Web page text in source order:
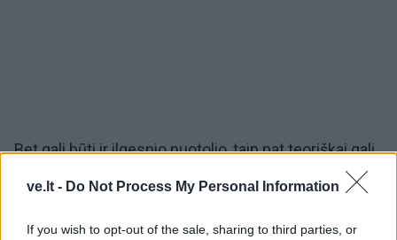
ve.lt - Do Not Process My Personal Information
If you wish to opt-out of the sale, sharing to third parties, or
„Bet gali būti ir ilgesnio nuotolio, taip pat teoriškai gali
būti perkeltos ir priešraketinės gynybos sistemos“, –
pažymėjo jis. Išties, Vokietijos žiniasklaidoje jau
pasirodė informacija, kad į Baltijos šalis artimiausiu